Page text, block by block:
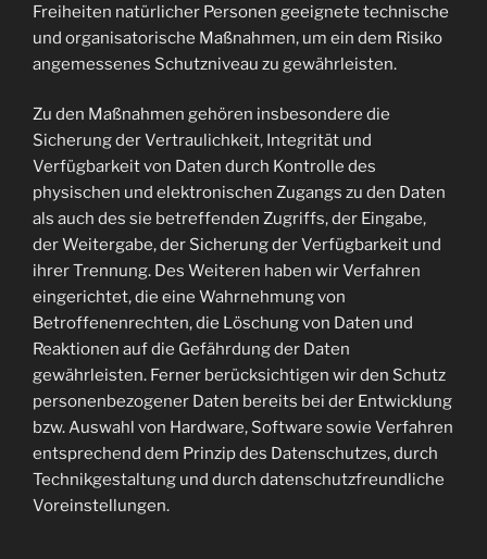
Freiheiten natürlicher Personen geeignete technische
und organisatorische Maßnahmen, um ein dem Risiko
angemessenes Schutzniveau zu gewährleisten.
Zu den Maßnahmen gehören insbesondere die
Sicherung der Vertraulichkeit, Integrität und
Verfügbarkeit von Daten durch Kontrolle des
physischen und elektronischen Zugangs zu den Daten
als auch des sie betreffenden Zugriffs, der Eingabe,
der Weitergabe, der Sicherung der Verfügbarkeit und
ihrer Trennung. Des Weiteren haben wir Verfahren
eingerichtet, die eine Wahrnehmung von
Betroffenenrechten, die Löschung von Daten und
Reaktionen auf die Gefährdung der Daten
gewährleisten. Ferner berücksichtigen wir den Schutz
personenbezogener Daten bereits bei der Entwicklung
bzw. Auswahl von Hardware, Software sowie Verfahren
entsprechend dem Prinzip des Datenschutzes, durch
Technikgestaltung und durch datenschutzfreundliche
Voreinstellungen.